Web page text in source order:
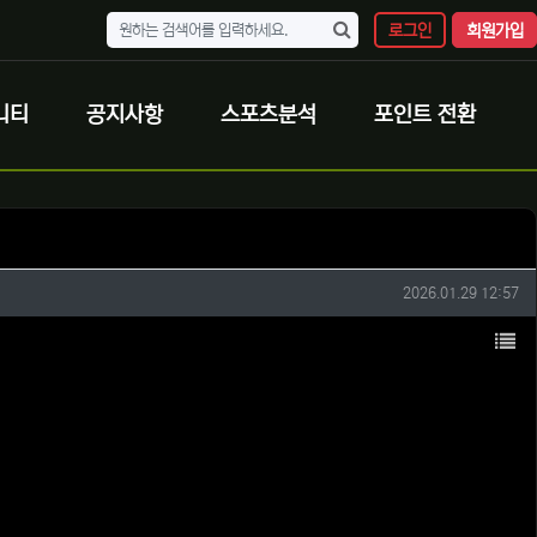
로그인 회원가입
티 공지사항 스포츠분석 포인트 전환
작성일
2026.01.29 12:57
목